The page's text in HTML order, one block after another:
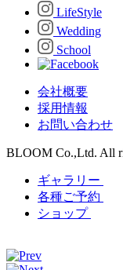
LifeStyle
Wedding
School
会社概要
採用情報
お問い合わせ
BLOOM Co.,Ltd. All
ギャラリー
各種ご予約
ショップ